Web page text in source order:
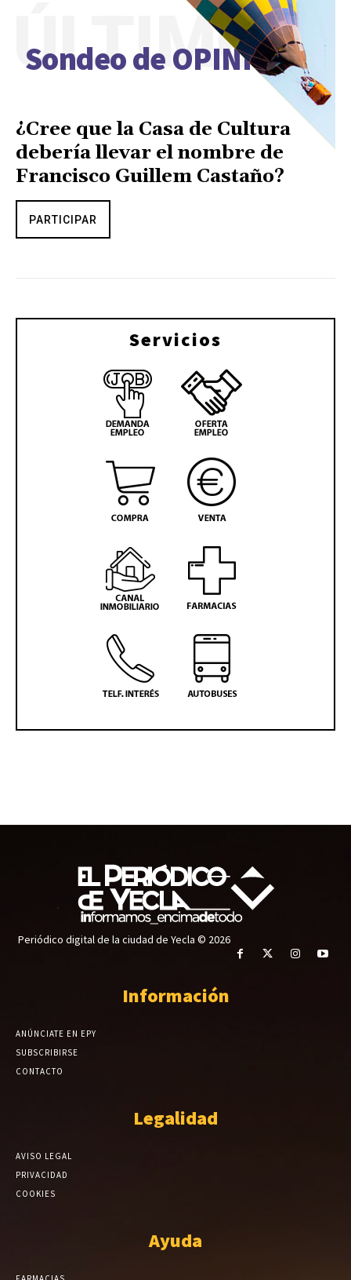
Sondeo de OPINIÓN
ÚLTIMO
¿Cree que la Casa de Cultura
debería llevar el nombre de
Francisco Guillem Castaño?
PARTICIPAR
Servicios
Periódico digital de la ciudad de Yecla © 2026
Información
ANÚNCIATE EN EPY
SUBSCRIBIRSE
CONTACTO
Legalidad
AVISO LEGAL
PRIVACIDAD
COOKIES
Ayuda